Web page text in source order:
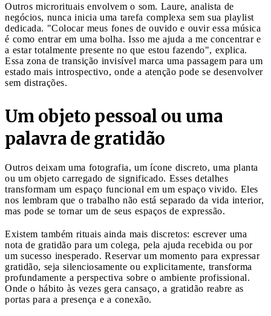
Outros microrituais envolvem o som. Laure, analista de
negócios, nunca inicia uma tarefa complexa sem sua playlist
dedicada. "Colocar meus fones de ouvido e ouvir essa música
é como entrar em uma bolha. Isso me ajuda a me concentrar e
a estar totalmente presente no que estou fazendo", explica.
Essa zona de transição invisível marca uma passagem para um
estado mais introspectivo, onde a atenção pode se desenvolver
sem distrações.
Um objeto pessoal ou uma
palavra de gratidão
Outros deixam uma fotografia, um ícone discreto, uma planta
ou um objeto carregado de significado. Esses detalhes
transformam um espaço funcional em um espaço vivido. Eles
nos lembram que o trabalho não está separado da vida interior,
mas pode se tornar um de seus espaços de expressão.
Existem também rituais ainda mais discretos: escrever uma
nota de gratidão para um colega, pela ajuda recebida ou por
um sucesso inesperado. Reservar um momento para expressar
gratidão, seja silenciosamente ou explicitamente, transforma
profundamente a perspectiva sobre o ambiente profissional.
Onde o hábito às vezes gera cansaço, a gratidão reabre as
portas para a presença e a conexão.